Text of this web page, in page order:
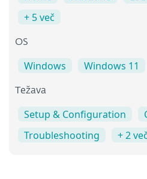
+ 5 več
OS
Windows Windows 11
Težava
Setup & Configuration
Troubleshooting
+ 2 več